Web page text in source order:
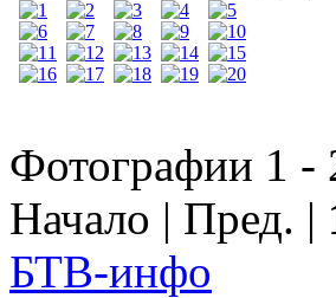
Фотографии 1 -
Начало | Пред. |
БТВ-инфо